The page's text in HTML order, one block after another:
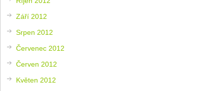
Září 2012
Srpen 2012
Červenec 2012
Červen 2012
Květen 2012